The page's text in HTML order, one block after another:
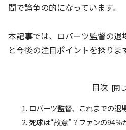
間で論争の的になっています。
本記事では、ロバーツ監督の
と今後の注目ポイントを探りま
目次
ロバーツ監督、これまでの退
死球は“故意”？ファンの94％